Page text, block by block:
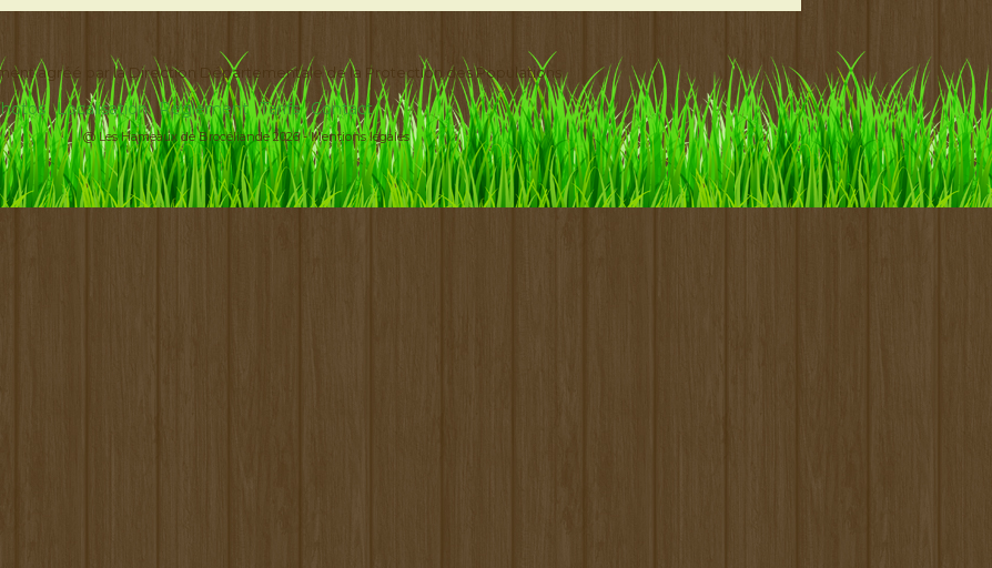
agréé par la Direction Départementale de la Protection des Populations
Localisation Règlement Tarifs Contact
@ Les Hameaux de Brocéliande 2026 -Mentions légales